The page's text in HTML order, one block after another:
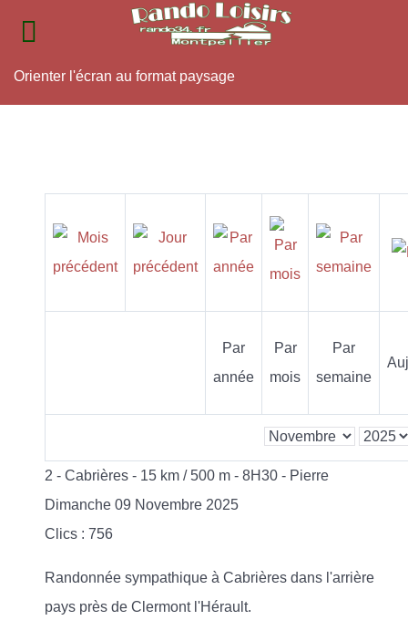
Orienter l'écran au format paysage
Par
année
Par
mois
Par
semaine
2 - Cabrières - 15 km / 500 m - 8H30 - Pierre
Dimanche 09 Novembre 2025
Clics : 756
Randonnée sympathique à Cabrières dans l'arrière
pays près de Clermont l'Hérault.